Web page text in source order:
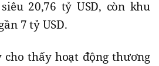
20,76 tỷ USD, còn khu
7 tỷ USD.
cho thấy hoạt động thương